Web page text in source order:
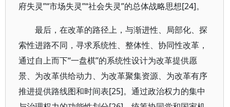
府失灵”“市场失灵”“社会失灵”的总体战略思想[24]。
最后，在改革的路径上，与渐进性、局部化、探
索性进路不同，寻求系统性、整体性、协同性改革，
通过自上而下“一盘棋”的系统性设计为改革提供愿
景、为改革供给动力、为改革聚集资源、为改革有序
推进提供路线图和时间表[25]。通过政治权力的集中